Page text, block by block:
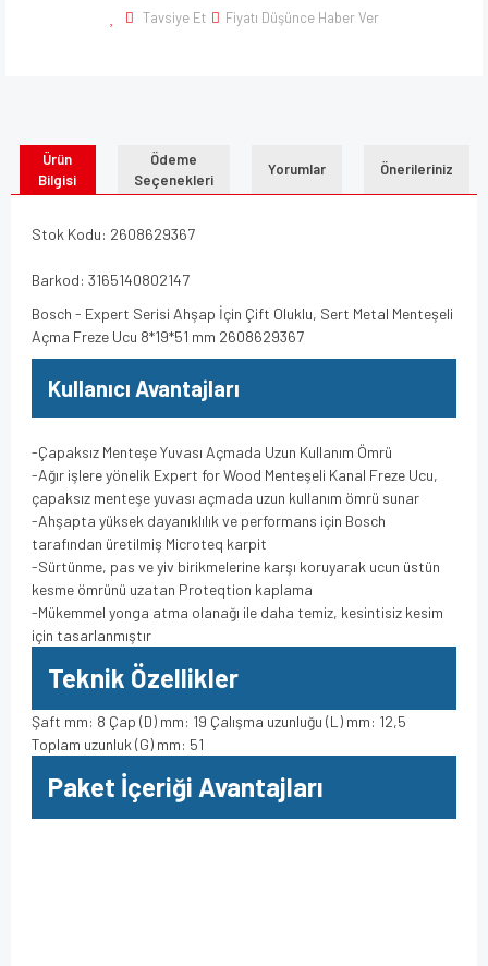
Tavsiye Et Fiyatı Düşünce Haber Ver
Ürün
Bilgisi
Ödeme
Seçenekleri
Yorumlar Önerileriniz
Stok Kodu: 2608629367
Barkod: 3165140802147
Bosch - Expert Serisi Ahşap İçin Çift Oluklu, Sert Metal Menteşeli
Açma Freze Ucu 8*19*51 mm 2608629367
Kullanıcı Avantajları
-Çapaksız Menteşe Yuvası Açmada Uzun Kullanım Ömrü
-Ağır işlere yönelik Expert for Wood Menteşeli Kanal Freze Ucu,
çapaksız menteşe yuvası açmada uzun kullanım ömrü sunar
-Ahşapta yüksek dayanıklılık ve performans için Bosch
tarafından üretilmiş Microteq karpit
-Sürtünme, pas ve yiv birikmelerine karşı koruyarak ucun üstün
kesme ömrünü uzatan Proteqtion kaplama
-Mükemmel yonga atma olanağı ile daha temiz, kesintisiz kesim
için tasarlanmıştır
Teknik Özellikler
Şaft mm: 8 Çap (D) mm: 19 Çalışma uzunluğu (L) mm: 12,5
Toplam uzunluk (G) mm: 51
Paket İçeriği Avantajları